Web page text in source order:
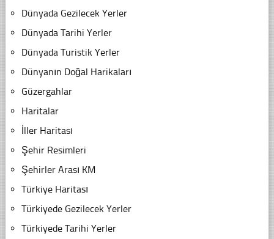
Dünyada Gezilecek Yerler
Dünyada Tarihi Yerler
Dünyada Turistik Yerler
Dünyanın Doğal Harikaları
Güzergahlar
Haritalar
İller Haritası
Şehir Resimleri
Şehirler Arası KM
Türkiye Haritası
Türkiyede Gezilecek Yerler
Türkiyede Tarihi Yerler